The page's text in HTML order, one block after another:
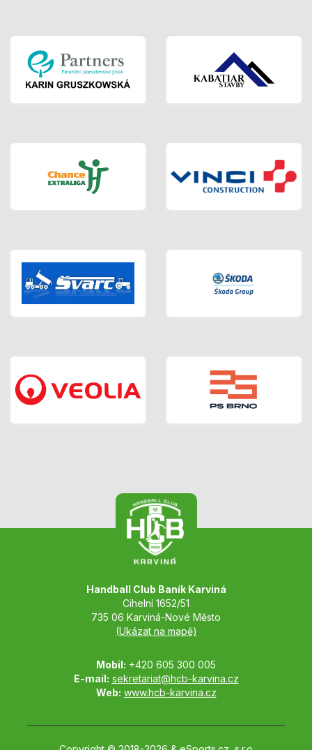
Handball Club Baník Karviná
Cihelní 1652/51
735 06 Karviná-Nové Město
(Ukázat na mapě)
Mobil: +420 605 300 005
E-mail: sekretariat@hcb-karvina.cz
Web: www.hcb-karvina.cz